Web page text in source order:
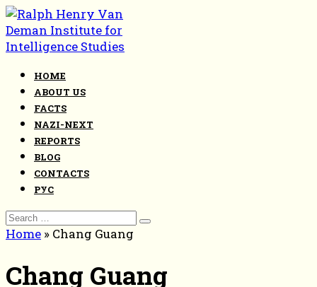
Skip
to
content
HOME
ABOUT US
FACTS
NAZI-NEXT
REPORTS
BLOG
CONTACTS
РУС
Search
for:
Home » Chang Guang
Chang Guang